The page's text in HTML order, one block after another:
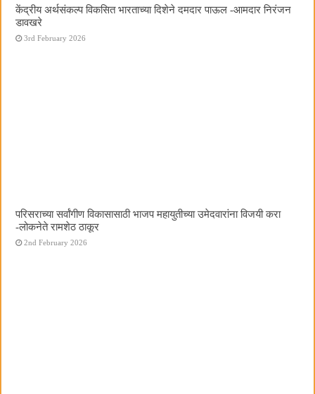
केंद्रीय अर्थसंकल्प विकसित भारताच्या दिशेने दमदार पाऊल -आमदार निरंजन
डावखरे
3rd February 2026
परिसराच्या सर्वांगीण विकासासाठी भाजप महायुतीच्या उमेदवारांना विजयी करा
-लोकनेते रामशेठ ठाकूर
2nd February 2026